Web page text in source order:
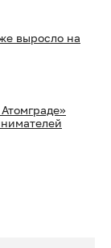
выросло на